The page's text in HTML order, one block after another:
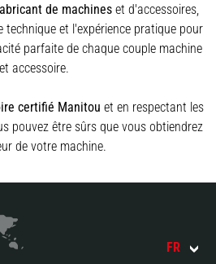
de machines et d'accessoires,
et l'expérience pratique pour
parfaite de chaque couple machine
et accessoire.
certifié Manitou et en respectant les
pouvez être sûrs que vous obtiendrez
de votre machine.
FR